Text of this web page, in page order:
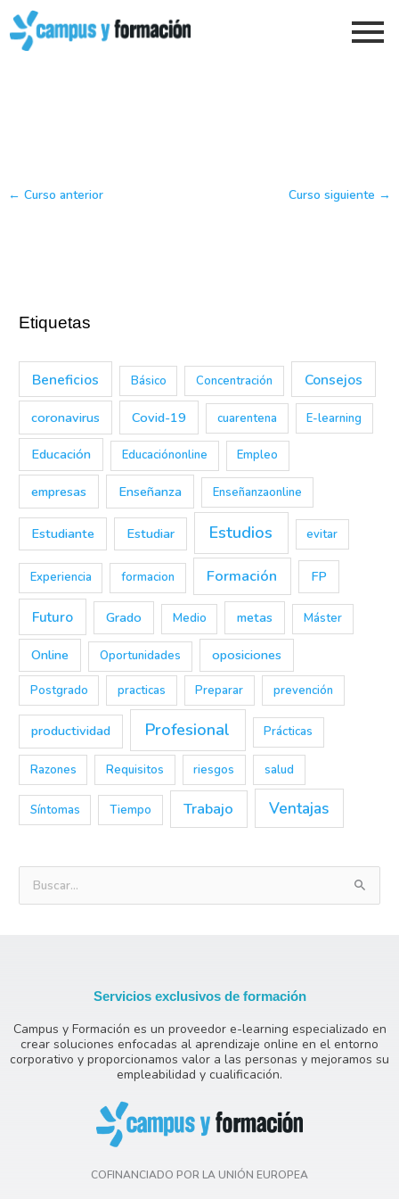
contenido
← Curso anterior Curso siguiente →
Etiquetas
Beneficios Básico Concentración Consejos
coronavirus Covid-19 cuarentena E-learning
Educación Educaciónonline Empleo
empresas Enseñanza Enseñanzaonline
Estudiante Estudiar Estudios evitar
Experiencia formacion Formación FP
Futuro Grado Medio metas Máster
Online Oportunidades oposiciones
Postgrado practicas Preparar prevención
productividad Profesional Prácticas
Razones Requisitos riesgos salud
Síntomas Tiempo Trabajo Ventajas
p
o
Servicios exclusivos de formación
Campus y Formación es un proveedor e-learning especializado en
crear soluciones enfocadas al aprendizaje online en el entorno
corporativo y proporcionamos valor a las personas y mejoramos su
empleabilidad y cualificación.
COFINANCIADO POR LA UNIÓN EUROPEA